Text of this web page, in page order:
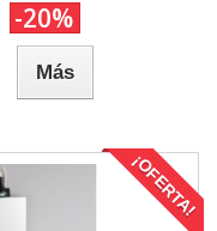
-20%
Más
¡OFERTA!